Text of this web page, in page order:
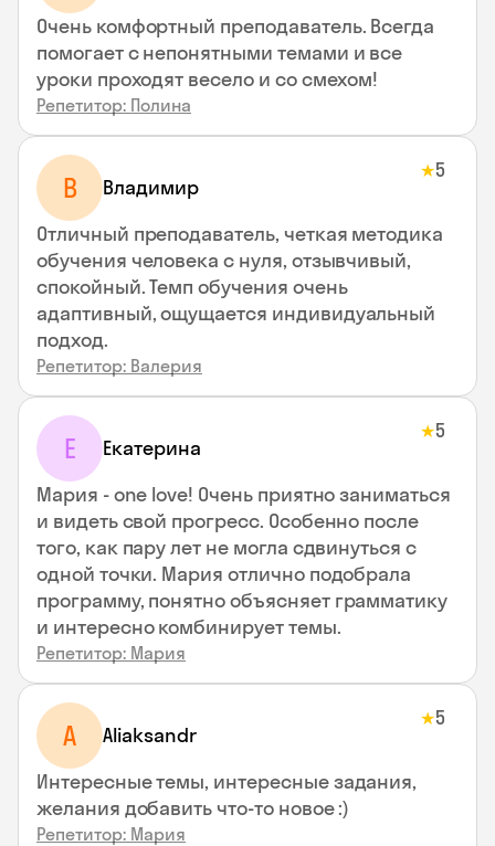
Очень комфортный преподаватель. Всегда
помогает с непонятными темами и все
уроки проходят весело и со смехом!
Репетитор: Полина
В Владимир
★5
Отличный преподаватель, четкая методика
обучения человека с нуля, отзывчивый,
спокойный. Темп обучения очень
адаптивный, ощущается индивидуальный
подход.
Репетитор: Валерия
Е Екатерина
★5
Мария - one love! Очень приятно заниматься
и видеть свой прогресс. Особенно после
того, как пару лет не могла сдвинуться с
одной точки. Мария отлично подобрала
программу, понятно объясняет грамматику
и интересно комбинирует темы.
Репетитор: Мария
A Aliaksandr
★5
Интересные темы, интересные задания,
желания добавить что-то новое :)
Репетитор: Мария